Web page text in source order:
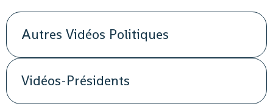
Autres Vidéos Politiques
Vidéos-Présidents